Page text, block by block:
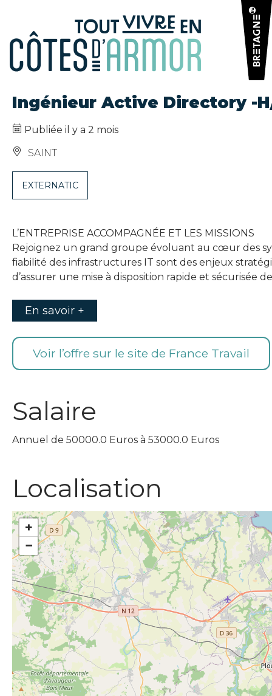
Ingénieur Active Directory -
Publiée il y a 2 mois
SAINT
EXTERNATIC
L’ENTREPRISE ACCOMPAGNÉE ET LES MISSIONS
Rejoignez un grand groupe évoluant au cœur des
fiabilité des infrastructures IT sont des enjeux
d’assurer une mise à disposition rapide et sécurisée
En savoir +
Voir l’offre sur le site de France Travail
Salaire
Annuel de 50000.0 Euros à 53000.0 Euros
Localisation
+
−